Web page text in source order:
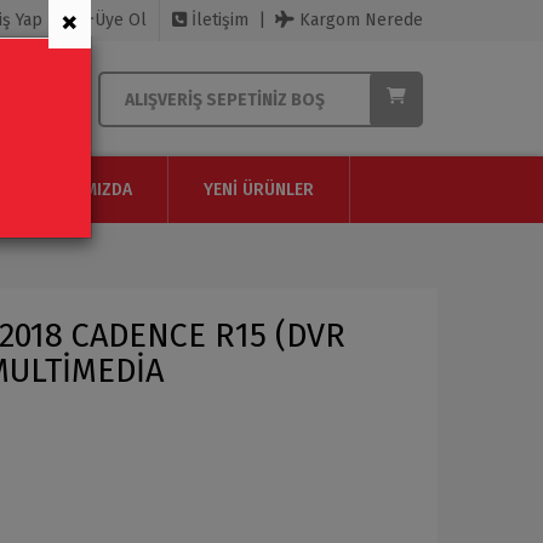
Yap Üye Ol İletişim Kargom Nerede
ALIŞVERIŞ SEPETINIZ BOŞ
HAKKIMIZDA YENI ÜRÜNLER
CADENCE R15 (DVR
×